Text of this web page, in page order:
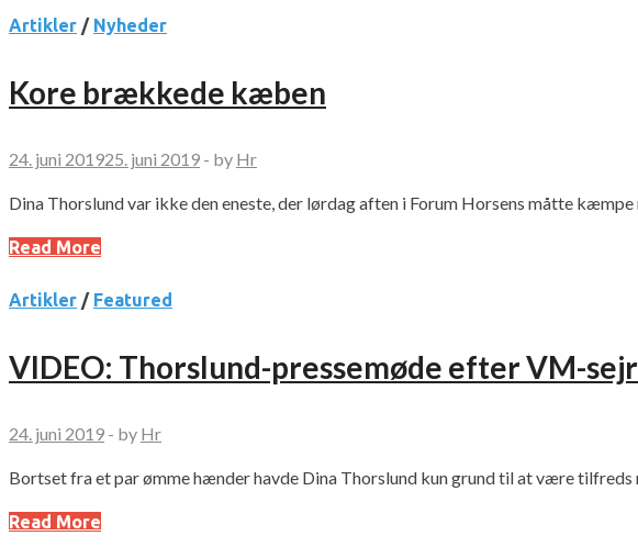
Artikler / Nyheder
Kore brækkede kæben
24. juni 201925. juni 2019 - by Hr
Dina Thorslund var ikke den eneste, der lørdag aften i Forum Horsens måtte
Read More
Artikler / Featured
VIDEO: Thorslund-pressemøde efter VM-sejr
24. juni 2019 - by Hr
Bortset fra et par ømme hænder havde Dina Thorslund kun grund til at være
Read More